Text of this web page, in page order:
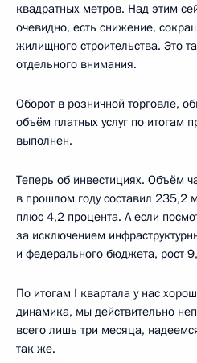
квадратных метров. Над этим
очевидно, есть снижение,
жилищного строительства. Это
отдельного внимания.
Оборот в розничной торговле,
объём платных услуг по итогам
выполнен.
Теперь об инвестициях. Объём
в прошлом году составил 235,2
плюс 4,2 процента. А если
за исключением
и федерального бюджета, рост
По итогам I квартала у нас
динамика, мы действительно
всего лишь три месяца,
так же.